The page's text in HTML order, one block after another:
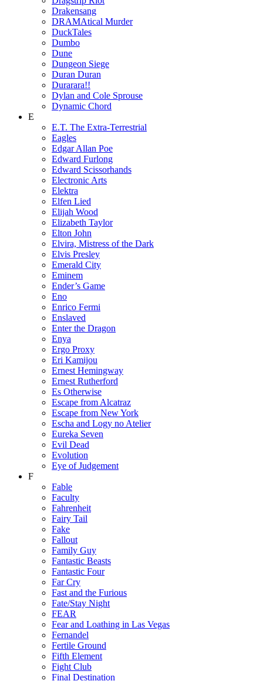
Drakensang
DRAMAtical Murder
DuckTales
Dumbo
Dune
Dungeon Siege
Duran Duran
Durarara!!
Dylan and Cole Sprouse
Dynamic Chord
E
E.T. The Extra-Terrestrial
Eagles
Edgar Allan Poe
Edward Furlong
Edward Scissorhands
Electronic Arts
Elektra
Elfen Lied
Elijah Wood
Elizabeth Taylor
Elton John
Elvira, Mistress of the Dark
Elvis Presley
Emerald City
Eminem
Ender’s Game
Eno
Enrico Fermi
Enslaved
Enter the Dragon
Enya
Ergo Proxy
Eri Kamijou
Ernest Hemingway
Ernest Rutherford
Es Otherwise
Escape from Alcatraz
Escape from New York
Escha and Logy no Atelier
Eureka Seven
Evil Dead
Evolution
Eye of Judgement
F
Fable
Faculty
Fahrenheit
Fairy Tail
Fake
Fallout
Family Guy
Fantastic Beasts
Fantastic Four
Far Cry
Fast and the Furious
Fate/Stay Night
FEAR
Fear and Loathing in Las Vegas
Fernandel
Fertile Ground
Fifth Element
Fight Club
Final Destination